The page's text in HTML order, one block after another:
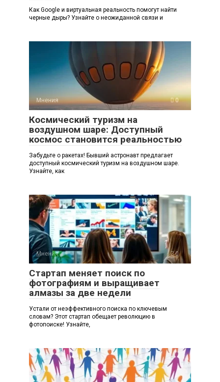
Как Google и виртуальная реальность помогут найти
черные дыры? Узнайте о неожиданной связи и
Мнения 0
Космический туризм на
воздушном шаре: Доступный
космос становится реальностью
Забудьте о ракетах! Бывший астронавт предлагает
доступный космический туризм на воздушном шаре.
Узнайте, как
Мнения 0
Стартап меняет поиск по
фотографиям и выращивает
алмазы за две недели
Устали от неэффективного поиска по ключевым
словам? Этот стартап обещает революцию в
фотопоиске! Узнайте,